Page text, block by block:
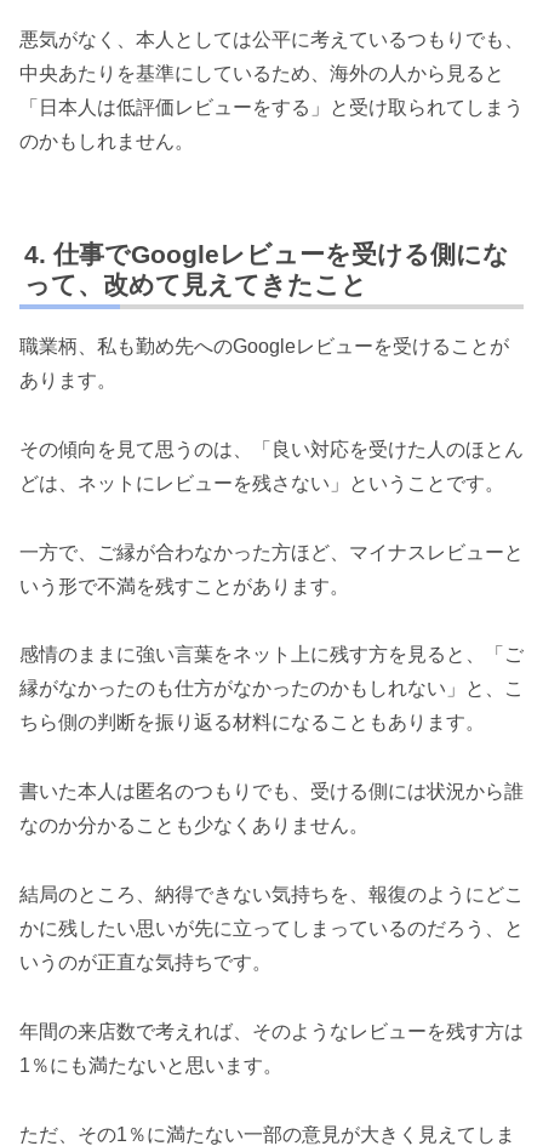
悪気がなく、本人としては公平に考えているつもりでも、
中央あたりを基準にしているため、海外の人から見ると
「日本人は低評価レビューをする」と受け取られてしまう
のかもしれません。
仕事でGoogleレビューを受ける側にな
って、改めて見えてきたこと
職業柄、私も勤め先へのGoogleレビューを受けることが
あります。
その傾向を見て思うのは、「良い対応を受けた人のほとん
どは、ネットにレビューを残さない」ということです。
一方で、ご縁が合わなかった方ほど、マイナスレビューと
いう形で不満を残すことがあります。
感情のままに強い言葉をネット上に残す方を見ると、「ご
縁がなかったのも仕方がなかったのかもしれない」と、こ
ちら側の判断を振り返る材料になることもあります。
書いた本人は匿名のつもりでも、受ける側には状況から誰
なのか分かることも少なくありません。
結局のところ、納得できない気持ちを、報復のようにどこ
かに残したい思いが先に立ってしまっているのだろう、と
いうのが正直な気持ちです。
年間の来店数で考えれば、そのようなレビューを残す方は
1％にも満たないと思います。
ただ、その1％に満たない一部の意見が大きく見えてしま